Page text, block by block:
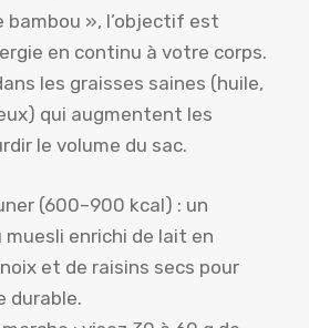
bambou », l’objectif est
en continu à votre corps.
les graisses saines (huile,
qui augmentent les
le volume du sac.
(600–900 kcal) : un
muesli enrichi de lait en
et de raisins secs pour
durable.